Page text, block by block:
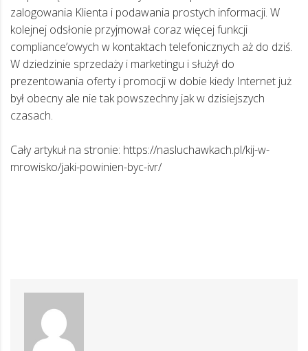
zalogowania Klienta i podawania prostych informacji. W
kolejnej odsłonie przyjmował coraz więcej funkcji
compliance’owych w kontaktach telefonicznych aż do dziś.
W dziedzinie sprzedaży i marketingu i służył do
prezentowania oferty i promocji w dobie kiedy Internet już
był obecny ale nie tak powszechny jak w dzisiejszych
czasach.
Cały artykuł na stronie: https://nasluchawkach.pl/kij-w-
mrowisko/jaki-powinien-byc-ivr/